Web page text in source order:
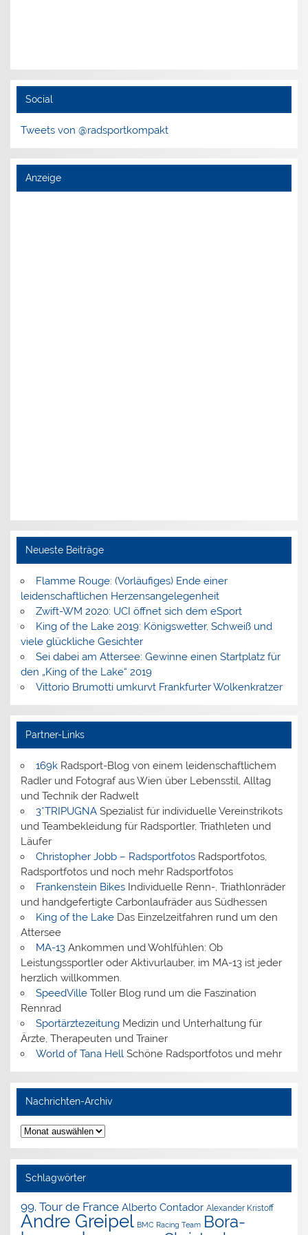
Social
Tweets von @radsportkompakt
Anzeige
Neueste Beiträge
Flamme Rouge: (Vorläufiges) Ende einer
leidenschaftlichen Herzensangelegenheit
Zwift-WM 2020: UCI öffnet sich dem eSport
King of the Lake 2019: Königswetter, Schweiß und
viele glückliche Gesichter
Sei dabei am Attersee: Gewinne einen Startplatz für
den „King of the Lake“ 2019
Vittorio Brumotti umkurvt Frankfurter Wolkenkratzer
Partner-Links
169kRadsport-Blog von einem leidenschaftlichem
Radler und Fotograf aus Wien über Lebensstil, Alltag
und Technik der Radwelt
3*TRIPUGNASpezialist für individuelle Vereinstrikots
und Teambekleidung für Radsportler, Triathleten und
Läufer
Christopher Jobb – RadsportfotosRadsportfotos,
Radsportfotos und noch mehr Radsportfotos
Frankenstein BikesIndividuelle Renn-, Triathlonräder
und handgefertigte Carbonlaufräder aus Südhessen
King of the LakeDas Einzelzeitfahren rund um den
Attersee
MA-13Ankommen und Wohlfühlen: Ob
Leistungssportler oder Aktivurlauber, im MA-13 ist jeder
herzlich willkommen.
SpeedVilleToller Blog rund um die Faszination
Rennrad
SportärztezeitungMedizin und Unterhaltung für
Ärzte, Therapeuten und Trainer
World of Tana HellSchöne Radsportfotos und mehr
Nachrichten-Archiv
Nachrichten-
Archiv
Schlagwörter
99. Tour de France Alberto Contador Alexander Kristoff
Andre Greipel BMC Racing Team Bora-